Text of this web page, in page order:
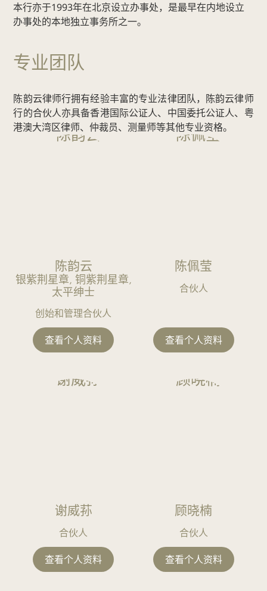
本行亦于1993年在北京设立办事处，是最早在内地设立
办事处的本地独立事务所之一。
专业团队
陈韵云律师行拥有经验丰富的专业法律团队，陈韵云律师
行的合伙人亦具备香港国际公证人、中国委托公证人、粤
港澳大湾区律师、仲裁员、测量师等其他专业资格。
陈韵云
银紫荆星章, 铜紫荆星章,
太平绅士
创始和管理合伙人
查看个人资料
陈佩莹
合伙人
查看个人资料
谢威荪
合伙人
查看个人资料
顾晓楠
合伙人
查看个人资料
并
购
筑
项
公
证
服
福
利
人
客
戶
识
家
法
监
管